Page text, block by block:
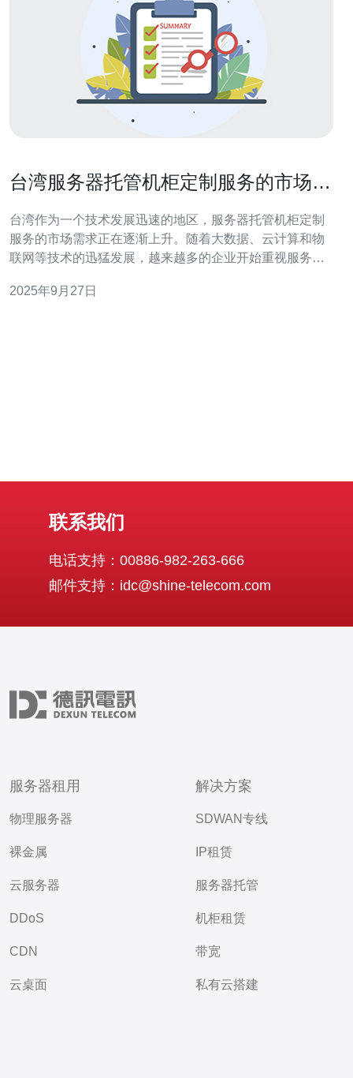
台湾服务器托管机柜定制服务的市场需
台湾作为一个技术发展迅速的地区，服务器托管机柜定制
服务的市场需求正在逐渐上升。随着大数据、云计算和物
联网等技术的迅猛发展，越来越多的企业开始重视服务器
的实际步骤操作指南。 1. 市场背景分析 台湾信息科技产业
2025年9月27日
联系我们
电话支持：00886-982-263-666
邮件支持：idc@shine-telecom.com
服务器租用
物理服务器
裸金属
云服务器
DDoS
CDN
云桌面
解决方案
SDWAN专线
IP租赁
服务器托管
机柜租赁
带宽
私有云搭建